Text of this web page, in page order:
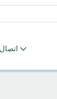
اتصال